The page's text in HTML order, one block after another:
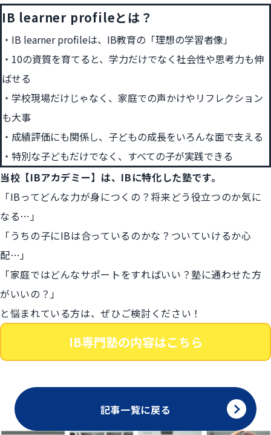
IB learner profileとは？
IB learner profileは、IB教育の「理想の学習者像」
10の資質を育てると、学力だけでなく社会性や思考力も伸
ばせる
学校現場だけじゃなく、家庭での声かけやリフレクション
も大事
成績評価にも関係し、子どもの成長をいろんな面で支える
特別な子どもだけでなく、すべての子が実践できる
当校 【IBアカデミー】 は、IBに特化した塾です。
「IBってどんな力が身につくの？将来どう役立つのか気に
なる…」
「うちの子にIBは合っているのかな？ついていけるか心
配…」
「家庭ではどんなサポートをすればいい？塾に通わせた方
がいいの？」
と悩まれている方は、ぜひご検討ください！
IB専門塾の内容はこちら
記事一覧に戻る